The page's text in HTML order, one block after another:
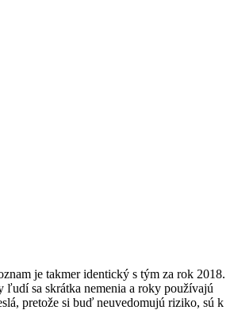
je takmer identický s tým za rok 2018.
ľudí sa skrátka nemenia a roky používajú
pretože si buď neuvedomujú riziko, sú k